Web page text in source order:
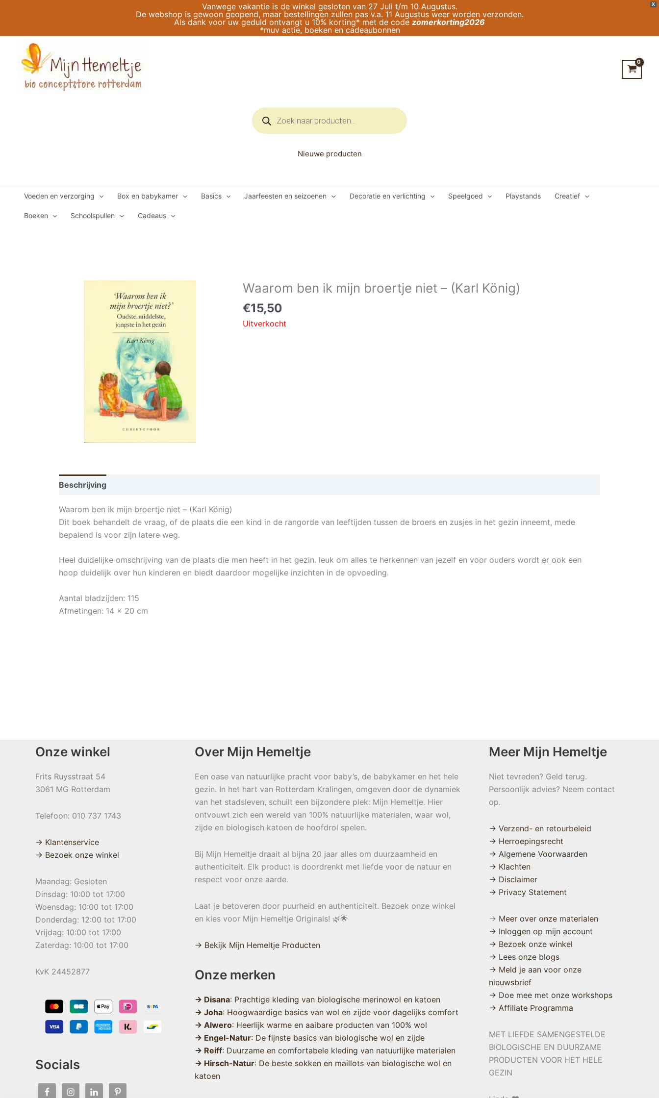
X
Vanwege vakantie is de winkel gesloten van 27 Juli t/m 10 Augustus.
De webshop is gewoon geopend, maar bestellingen zullen pas v.a. 11 Augustus weer worden verzonden.
Als dank voor uw geduld ontvangt u 10% korting* met de code zomerkorting2026
*muv actie, boeken en cadeaubonnen
Producten
zoeken
Nieuwe producten
Voeden en verzorging Box en babykamer Basics Jaarfeesten en seizoenen Decoratie en verlichting Speelgoed Playstands Creatief
Boeken Schoolspullen Cadeaus
Waarom ben ik mijn broertje niet – (Karl König)
€15,50
Uitverkocht
Beschrijving
Waarom ben ik mijn broertje niet – (Karl König)
Dit boek behandelt de vraag, of de plaats die een kind in de rangorde van leeftijden tussen de broers en zusjes in het gezin inneemt, mede
bepalend is voor zijn latere weg.
Heel duidelijke omschrijving van de plaats die men heeft in het gezin. leuk om alles te herkennen van jezelf en voor ouders wordt er ook een
hoop duidelijk over hun kinderen en biedt daardoor mogelijke inzichten in de opvoeding.
Aantal bladzijden: 115
Afmetingen: 14 x 20 cm
Onze winkel
Frits Ruysstraat 54
3061 MG Rotterdam
Telefoon: 010 737 1743
→ Klantenservice
→ Bezoek onze winkel
Maandag: Gesloten
Dinsdag: 10:00 tot 17:00
Woensdag: 10:00 tot 17:00
Donderdag: 12:00 tot 17:00
Vrijdag: 10:00 tot 17:00
Zaterdag: 10:00 tot 17:00
KvK 24452877
Socials
Over Mijn Hemeltje
Een oase van natuurlijke pracht voor baby’s, de babykamer en het hele
gezin. In het hart van Rotterdam Kralingen, omgeven door de dynamiek
van het stadsleven, schuilt een bijzondere plek: Mijn Hemeltje. Hier
ontvouwt zich een wereld van 100% natuurlijke materialen, waar wol,
zijde en biologisch katoen de hoofdrol spelen.
Bij Mijn Hemeltje draait al bijna 20 jaar alles om duurzaamheid en
authenticiteit. Elk product is doordrenkt met liefde voor de natuur en
respect voor onze aarde.
Laat je betoveren door puurheid en authenticiteit. Bezoek onze winkel
en kies voor Mijn Hemeltje Originals! 🌿🌟
→ Bekijk Mijn Hemeltje Producten
Onze merken
→ Disana: Prachtige kleding van biologische merinowol en katoen
→ Joha: Hoogwaardige basics van wol en zijde voor dagelijks comfort
→ Alwero: Heerlijk warme en aaibare producten van 100% wol
→ Engel-Natur: De fijnste basics van biologische wol en zijde
→ Reiff: Duurzame en comfortabele kleding van natuurlijke materialen
→ Hirsch-Natur: De beste sokken en maillots van biologische wol en
katoen
Meer Mijn Hemeltje
Niet tevreden? Geld terug.
Persoonlijk advies? Neem contact
op.
→ Verzend- en retourbeleid
→ Herroepingsrecht
→ Algemene Voorwaarden
→ Klachten
→ Disclaimer
→ Privacy Statement
→ Meer over onze materialen
→ Inloggen op mijn account
→ Bezoek onze winkel
→ Lees onze blogs
→ Meld je aan voor onze
nieuwsbrief
→ Doe mee met onze workshops
→ Affiliate Programma
MET LIEFDE SAMENGESTELDE
BIOLOGISCHE EN DUURZAME
PRODUCTEN VOOR HET HELE
GEZIN